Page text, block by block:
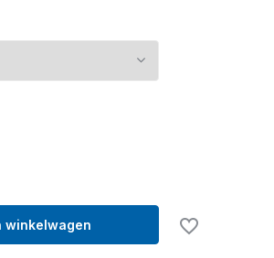
winkelwagen